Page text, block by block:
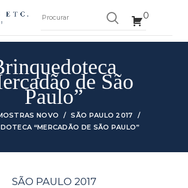
0
de São
Paulo”
NOVO
SÃO PAULO 2017
“MERCADÃO DE SÃO PAULO”
SÃO PAULO 2017